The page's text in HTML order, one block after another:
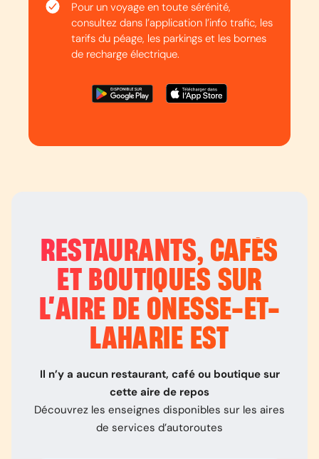
Pour un voyage en toute sérénité,
consultez dans l’application l’info trafic, les
tarifs du péage, les parkings et les bornes
de recharge électrique.
RESTAURANTS, CAFÉS
ET BOUTIQUES SUR
L’AIRE DE ONESSE-ET-
LAHARIE EST
Il n’y a aucun restaurant, café ou boutique sur
cette aire de repos
Découvrez les enseignes disponibles sur les aires
de services d’autoroutes